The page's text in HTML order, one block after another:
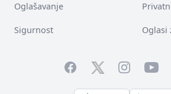
Oglašavanje
Sigurnost Oglasi
FacebookTwitterInstagram